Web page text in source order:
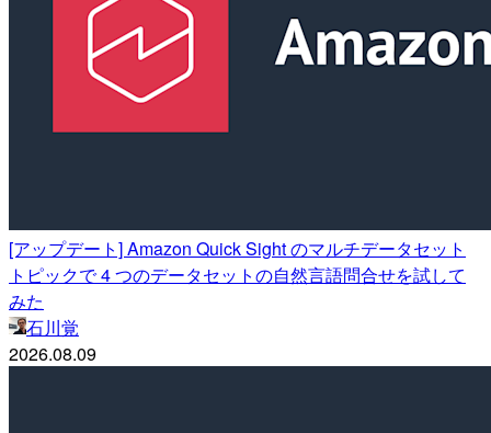
[アップデート] Amazon Quick Sight のマルチデータセット
トピックで 4 つのデータセットの自然言語問合せを試して
みた
石川覚
2026.08.09